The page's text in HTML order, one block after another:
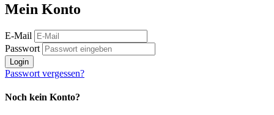
Mein Konto
E-Mail
Passwort
Login
Passwort vergessen?
Noch kein Konto?